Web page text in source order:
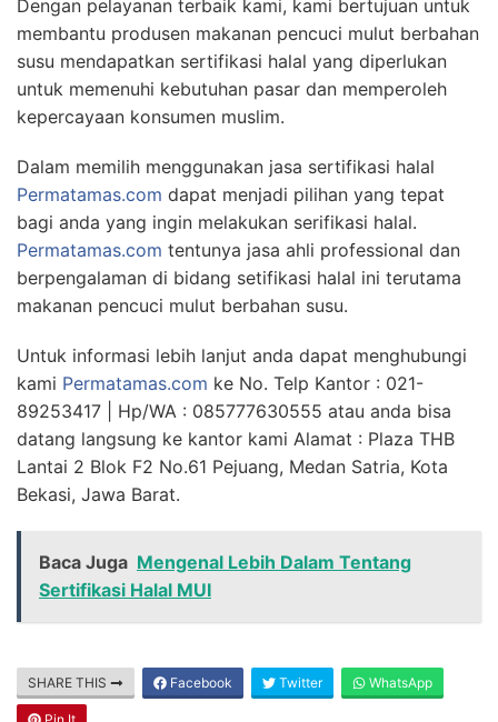
Dengan pelayanan terbaik kami, kami bertujuan untuk
membantu produsen makanan pencuci mulut berbahan
susu mendapatkan sertifikasi halal yang diperlukan
untuk memenuhi kebutuhan pasar dan memperoleh
kepercayaan konsumen muslim.
Dalam memilih menggunakan jasa sertifikasi halal
Permatamas.com dapat menjadi pilihan yang tepat
bagi anda yang ingin melakukan serifikasi halal.
Permatamas.com tentunya jasa ahli professional dan
berpengalaman di bidang setifikasi halal ini terutama
makanan pencuci mulut berbahan susu.
Untuk informasi lebih lanjut anda dapat menghubungi
kami Permatamas.com ke No. Telp Kantor : 021-
89253417 | Hp/WA : 085777630555 atau anda bisa
datang langsung ke kantor kami Alamat : Plaza THB
Lantai 2 Blok F2 No.61 Pejuang, Medan Satria, Kota
Bekasi, Jawa Barat.
Baca Juga Mengenal Lebih Dalam Tentang
Sertifikasi Halal MUI
SHARE THIS Facebook Twitter WhatsApp